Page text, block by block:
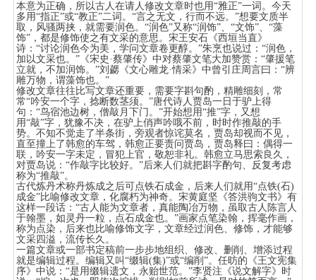
本意为正确，所以古人在请人修改文章时也用“雅正”一词。今天
多用“指正”或“教正”二词。“言之无文，行而不远。”想要文质半
取，风骚两挟，就需要润色。“润色”又称“润饰”、“文饰”、“藻
饰”，都是修饰使之有文采的意思。宋王安石《西垣当直》
诗：“讨论润色今为美，学问文章卷更醇。”朱烹也说过：“润色，
加以文采也。”《宋史·蔡肇传》中对蔡肇文笔大加赞赏：“肇援笔
立就，不加润饰。”刘勰《文心雕龙·情采》中曾引庄周言曰：“辨
雕万物，谓藻饰也。”
修改文章往往比写文章还重要，需要字斟句酌，精雕细刻，常
常“吟安一个字，捻断数茎须。”唐代诗人贾岛一日于驴上得
句：“鸟宿池边树，僧敲月下门。”开始想用“推”字，又想
用“敲”字，犹豫不决，在驴上俏声吟哦不前，时时作推敲的手
势。不知不觉走了半条街，旁观者惊诧莫名，贾岛却视而不见，
直至撞上了韩愈的车驾，韩愈正要责问贾岛，贾岛释曰：偶得一
联，吟安一字未定，冒犯上官，敬恕非礼。韩愈立马思索良久，
对贾岛说：“作敲字比较好。”后来人们就把斟字酌句、反复考虑
称为“推敲”。
古代炼丹术称丹炼成之后可点铁石成金，后来人们就用“点铁(石)
成金”比喻修改文章，化腐朽为神奇。宋黄庭坚《答洪驹文书》有
这样一段话：“古人能为文章者，真能陶冶万物，虽取古人陈言人
于翰墨，如灵丹一粒，点石成金也。”画家点笔染翰，挥毫作画，
称为点染，后来也比喻修饰文字，文章经过润色、修饰，才能够
文采四溢，流传长久。
一篇文章或一部书定稿前一步步地组织、修改、删削、增添过程
就是编辑过程。编辑又叫“缀辑(集)”或“编削”。任昉的《王文宪集
序》中说：“是用缀辑遗文，永贻世范。”李贤注《说文解字》时